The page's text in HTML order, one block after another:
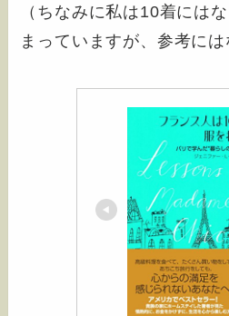
（ちなみに私は10着には
まっていますが、参考には